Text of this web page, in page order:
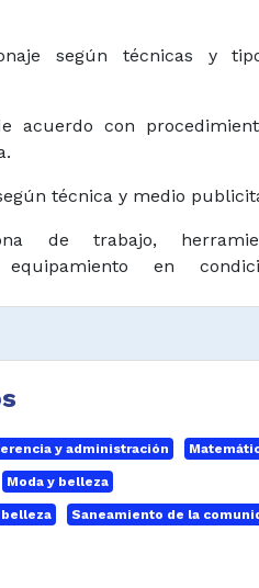
según técnicas y
acuerdo con
técnica y medio
de trabajo,
en
y servicios de acuerdo
y objetivos comerciales.
horarios y recibir
servicio.
seguras y saludables en
y administración
Moda y belleza
Saneamiento de la